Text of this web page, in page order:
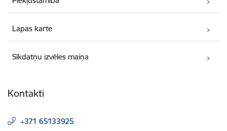
Lapas karte
Sīkdatņu izvēles maiņa
Kontakti
+371 65133925